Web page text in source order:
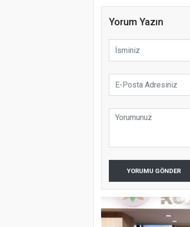
Yorum Yazın
YORUMU GÖNDER